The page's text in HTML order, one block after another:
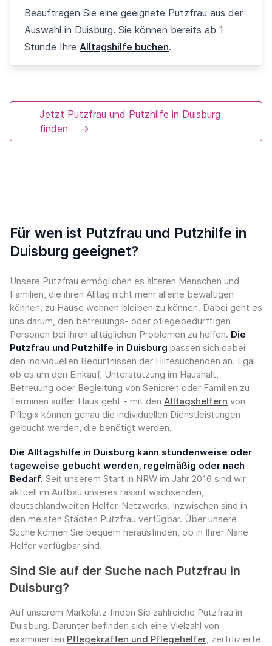
Beauftragen Sie eine geeignete Putzfrau aus der
Auswahl in Duisburg. Sie können bereits ab 1
Stunde Ihre Alltagshilfe buchen.
Jetzt Putzfrau und Putzhilfe in Duisburg
finden
→
Für wen ist Putzfrau und Putzhilfe in
Duisburg geeignet?
Unsere Putzfrau ermöglichen es älteren Menschen und
Familien, die ihren Alltag nicht mehr alleine bewältigen
können, zu Hause wohnen bleiben zu können. Dabei geht es
uns darum, den betreuungs- oder pflegebedürftigen
Personen bei ihren alltäglichen Problemen zu helfen. Die
Putzfrau und Putzhilfe in Duisburg passen sich dabei
den individuellen Bedürfnissen der Hilfesuchenden an. Egal
ob es um den Einkauf, Unterstützung im Haushalt,
Betreuung oder Begleitung von Senioren oder Familien zu
Terminen außer Haus geht - mit den Alltagshelfern von
Pflegix können genau die individuellen Dienstleistungen
gebucht werden, die benötigt werden.
Die Alltagshilfe in Duisburg kann stundenweise oder
tageweise gebucht werden, regelmäßig oder nach
Bedarf. Seit unserem Start in NRW im Jahr 2016 sind wir
aktuell im Aufbau unseres rasant wachsenden,
deutschlandweiten Helfer-Netzwerks. Inzwischen sind in
den meisten Städten Putzfrau verfügbar. Über unsere
Suche können Sie bequem herausfinden, ob in Ihrer Nähe
Helfer verfügbar sind.
Sind Sie auf der Suche nach Putzfrau in
Duisburg?
Auf unserem Markplatz finden Sie zahlreiche Putzfrau in
Duisburg. Darunter befinden sich eine Vielzahl von
examinierten Pflegekräften und Pflegehelfer, zertifizierte